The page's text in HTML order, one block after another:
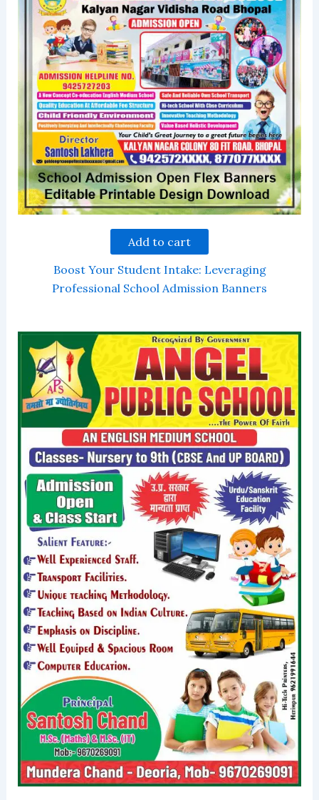
Add to cart
Boost Your Student Intake: Leveraging
Professional School Admission Banners